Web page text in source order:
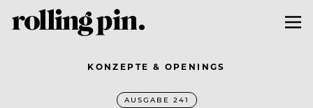
KONZEPTE & OPENINGS
AUSGABE 241